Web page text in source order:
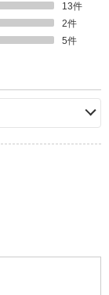
13件
2件
5件